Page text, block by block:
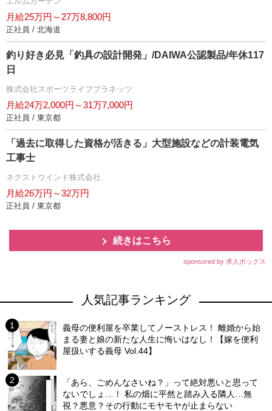
月給25万円～27万8,800円
正社員 / 北海道
釣り好き必見「釣具の設計開発」/DAIWA公認製品/年休117
日
株式会社スポーツライフプラネッツ
月給24万2,000円～31万7,000円
正社員 / 東京都
「過去に取得した資格が活きる」大型施設などの計装電気
工事士
ネクストウインド株式会社
月給26万円～32万円
正社員 / 東京都
続きはこちら
sponsored by 求人ボックス
人気記事ランキング
義母の便利屋を卒業してノーストレス！ 離婚から始
まる妻と娘の新たな人生に悔いはなし！【嫁を便利
屋扱いする義母 Vol.44】
「あら、ごめんなさいね？」って絶対悪いと思って
ないでしょ…！ 私の畑に平然と踏み入る隣人…無
視？悪意？その行動にモヤモヤが止まらない